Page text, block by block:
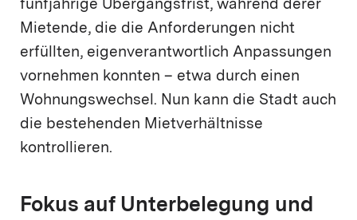
fünfjährige Übergangsfrist, während derer
Mietende, die die Anforderungen nicht
erfüllten, eigenverantwortlich Anpassungen
vornehmen konnten – etwa durch einen
Wohnungswechsel. Nun kann die Stadt auch
die bestehenden Mietverhältnisse
kontrollieren.
Fokus auf Unterbelegung und